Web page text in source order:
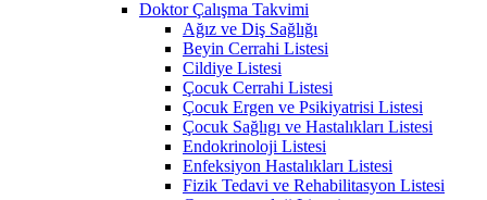
Doktor Çalışma Takvimi
Ağız ve Diş Sağlığı
Beyin Cerrahi Listesi
Cildiye Listesi
Çocuk Cerrahi Listesi
Çocuk Ergen ve Psikiyatrisi Listesi
Çocuk Sağlıgı ve Hastalıkları Listesi
Endokrinoloji Listesi
Enfeksiyon Hastalıkları Listesi
Fizik Tedavi ve Rehabilitasyon Listesi